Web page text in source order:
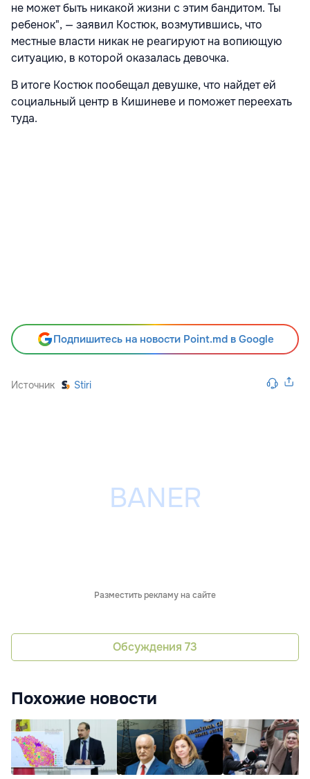
не может быть никакой жизни с этим бандитом. Ты
ребенок", — заявил Костюк, возмутившись, что
местные власти никак не реагируют на вопиющую
ситуацию, в которой оказалась девочка.
В итоге Костюк пообещал девушке, что найдет ей
социальный центр в Кишиневе и поможет переехать
туда.
Подпишитесь на новости Point.md в Google
Источник Stiri
Разместить рекламу на сайте
Обсуждения 73
Похожие новости